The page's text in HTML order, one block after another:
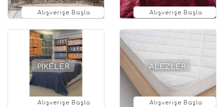
Alışverişe Başla Alışverişe Başla
PİKELER
Alışverişe Başla
ALEZLER
Alışverişe Başla